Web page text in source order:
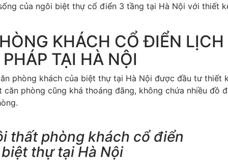
của ngôi biệt thự cổ điển 3 tầng tại Hà Nội với thiết
KHÁCH CỔ ĐIỂN LỊCH
TẠI HÀ NỘI
phòng khách của biệt thự tại Hà Nội được đầu tư thiết
phòng cũng khá thoáng đãng, không chứa nhiều đồ
thất phòng khách cổ điển
thự tại Hà Nội